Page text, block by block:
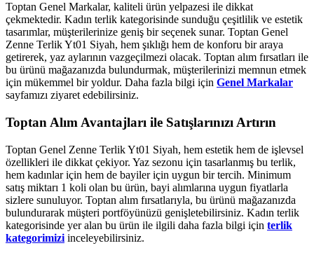
Toptan Genel Markalar, kaliteli ürün yelpazesi ile dikkat
çekmektedir. Kadın terlik kategorisinde sunduğu çeşitlilik ve estetik
tasarımlar, müşterilerinize geniş bir seçenek sunar. Toptan Genel
Zenne Terlik Yt01 Siyah, hem şıklığı hem de konforu bir araya
getirerek, yaz aylarının vazgeçilmezi olacak. Toptan alım fırsatları ile
bu ürünü mağazanızda bulundurmak, müşterilerinizi memnun etmek
için mükemmel bir yoldur. Daha fazla bilgi için Genel Markalar
sayfamızı ziyaret edebilirsiniz.
Toptan Alım Avantajları ile Satışlarınızı Artırın
Toptan Genel Zenne Terlik Yt01 Siyah, hem estetik hem de işlevsel
özellikleri ile dikkat çekiyor. Yaz sezonu için tasarlanmış bu terlik,
hem kadınlar için hem de bayiler için uygun bir tercih. Minimum
satış miktarı 1 koli olan bu ürün, bayi alımlarına uygun fiyatlarla
sizlere sunuluyor. Toptan alım fırsatlarıyla, bu ürünü mağazanızda
bulundurarak müşteri portföyünüzü genişletebilirsiniz. Kadın terlik
kategorisinde yer alan bu ürün ile ilgili daha fazla bilgi için terlik
kategorimizi inceleyebilirsiniz.